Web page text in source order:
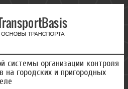
системы организации контроля
на городских и пригородных